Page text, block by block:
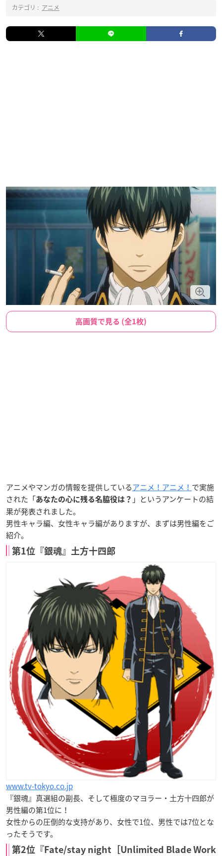
カテゴリ : アニメ
高画質で見る (全1枚)
アニメやマンガの情報を提供しているアニメ！アニメ！ で実施
された「あなたの心に残る名脇役は？ 」というアンケートの結
果が発表されました。
男性キャラ編、女性キャラ編がありますが、まずは男性編をご
紹介。
第1位『銀魂』土方十四郎
www.tv-tokyo.co.jp
『銀魂』真選組の副長、そして極度のマヨラー・土方十四郎が
男性編の第1位に！
女性からの圧倒的な支持があり、女性で1位、男性では7位とな
ったそうです。
第2位『Fate/stay night［Unlimited Blade Work